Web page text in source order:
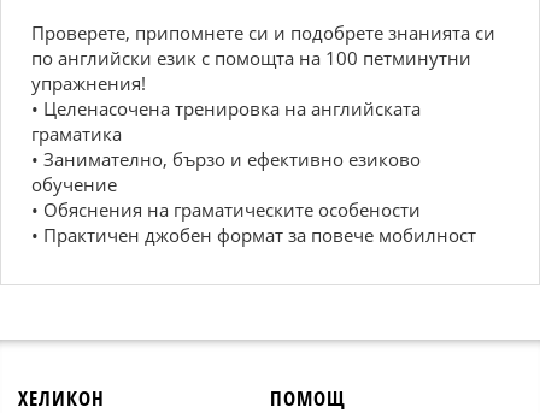
Проверете, припомнете си и подобрете знанията си
по английски език с помощта на 100 петминутни
упражнения!
• Целенасочена тренировка на английската
граматика
• Занимателно, бързо и ефективно езиково
обучение
• Обяснения на граматическите особености
• Практичен джобен формат за повече мобилност
ХЕЛИКОН ПОМОЩ